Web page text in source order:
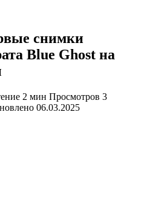
снимки
Blue Ghost на
2 мин Просмотров 3
06.03.2025